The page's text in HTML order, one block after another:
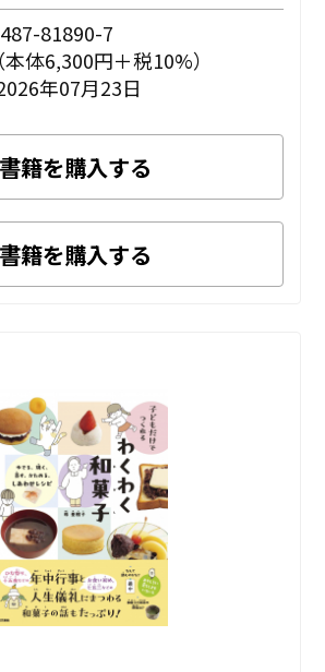
81890-7
体6,300円＋税10%）
年07月23日
籍を購入する
籍を購入する